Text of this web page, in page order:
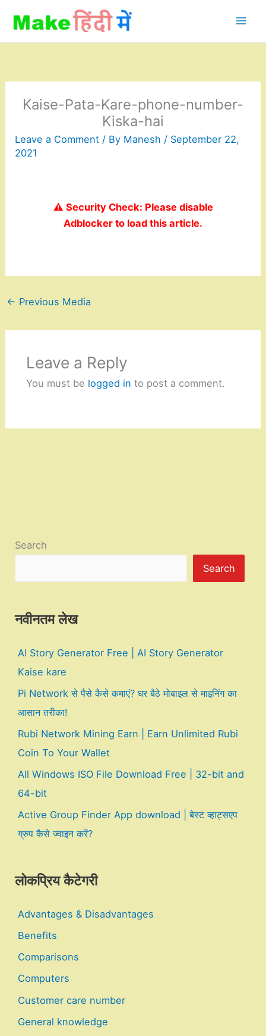
content
Kaise-Pata-Kare-phone-number-
Kiska-hai
Leave a Comment / By Manesh / September 22,
2021
⚠️ Security Check: Please disable
Adblocker to load this article.
← Previous Media
Leave a Reply
You must be logged in to post a comment.
Search
Search
नवीनतम लेख
AI Story Generator Free | AI Story Generator
Kaise kare
Pi Network से पैसे कैसे कमाएं? घर बैठे मोबाइल से माइनिंग का
आसान तरीका!
Rubi Network Mining Earn | Earn Unlimited Rubi
Coin To Your Wallet
All Windows ISO File Download Free | 32-bit and
64-bit
Active Group Finder App download | बेस्ट व्हाट्सएप
ग्रुप कैसे ज्वाइन करें?
लोकप्रिय कैटेगरी
Advantages & Disadvantages
Benefits
Comparisons
Computers
Customer care number
General knowledge